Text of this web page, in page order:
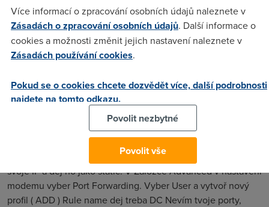
G604T/Direct_Connect.htm (bez mezer)
Anonym(25.12.2005 23:33:06)
trošku polopatě?
(26.12.2005 10:48:12)
Mám ten samý modem, takže snad pomůžu. V Záložce
Advanced v nastavení modemu vyber LAN Clients. Vyber si
svoje IP a dej ho jako static. V Záložce Advanced v nastavení
modemu vyber Port Forwarding. Vyber User a vytvoř nový
profil ( ADD ) Rule name dej treba DC Nevím tvoje porty,
Více informací o zpracování osobních údajů naleznete v
Zásadách o zpracování osobních údajů. Další informace o
cookies a možnosti změnit jejich nastavení naleznete v
Zásadách používání cookies.
Pokud se o cookies chcete dozvědět více, další podrobnosti
najdete na tomto odkazu.
Povolit nezbytné
Povolit vše